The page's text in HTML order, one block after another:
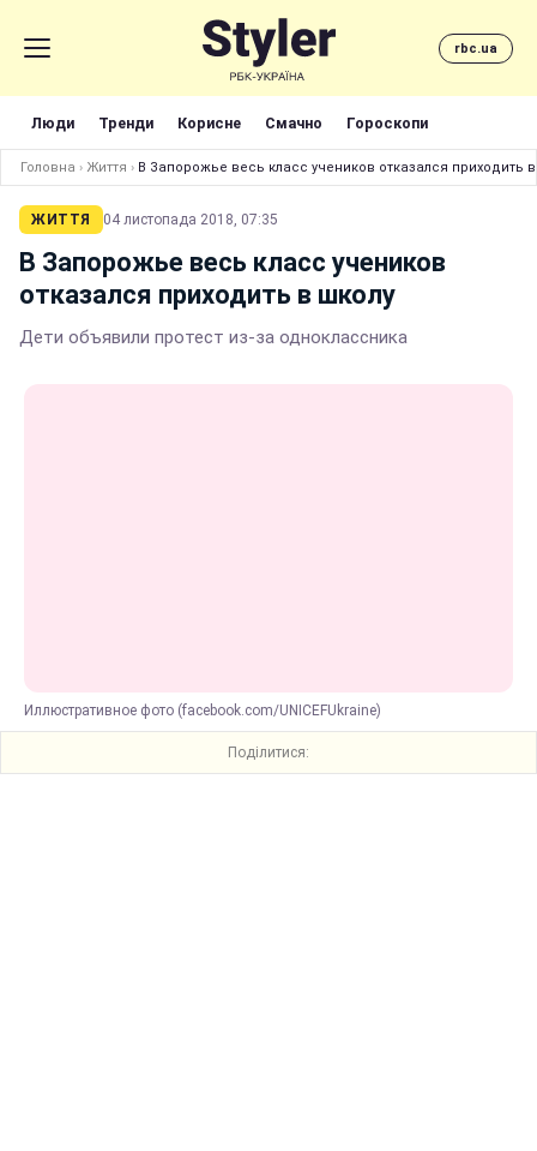
rbc.ua
Люди Тренди Корисне Смачно Гороскопи
Головна › Життя › В Запорожье весь класс учеников отказался приходить
ЖИТТЯ 04 листопада 2018, 07:35
В Запорожье весь класс учеников
отказался приходить в школу
Дети объявили протест из-за одноклассника
Иллюстративное фото (facebook.com/UNICEFUkraine)
Поділитися: